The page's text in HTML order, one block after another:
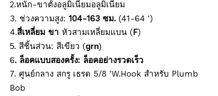
ปริซึมกันน้ำ (5', เคลือบทองแดง)
2.หนัก-ขาตั้งอลูมิเนียมอลูมิเนียม
3. ช่วงความสูง: 104-163 ซม. (41-64 ')
4.สี่เหลี่ยม ขา หัวสามเหลี่ยมแบน (F)
5. สีชิ้นส่วน: สีเขียว (grn)
6. ล็อคแบบสองครั้ง: ล็อคอย่างรวดเร็ว
7. ศูนย์กลาง สกรู เธรด 5/8 'W.Hook สำหรับ Plumb
Bob